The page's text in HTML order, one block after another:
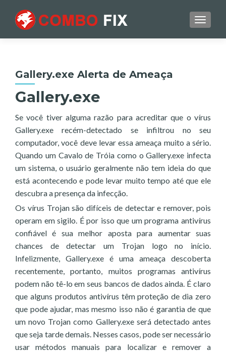
Gallery.exe Alerta de Ameaça
Gallery.exe
Se você tiver alguma razão para acreditar que o vírus
Gallery.exe recém-detectado se infiltrou no seu
computador, você deve levar essa ameaça muito a sério.
Quando um Cavalo de Tróia como o Gallery.exe infecta
um sistema, o usuário geralmente não tem ideia do que
está acontecendo e pode levar muito tempo até que ele
descubra a presença da infecção.
Os vírus Trojan são difíceis de detectar e remover, pois
operam em sigilo. É por isso que um programa antivírus
confiável é sua melhor aposta para aumentar suas
chances de detectar um Trojan logo no início.
Infelizmente, Gallery.exe é uma ameaça descoberta
recentemente, portanto, muitos programas antivírus
podem não tê-lo em seus bancos de dados ainda. É claro
que alguns produtos antivírus têm proteção de dia zero
que pode ajudar, mas mesmo isso não é garantia de que
um novo Trojan como Gallery.exe será detectado antes
que seja tarde demais. Nesses casos, pode ser necessário
usar métodos manuais para localizar e remover a